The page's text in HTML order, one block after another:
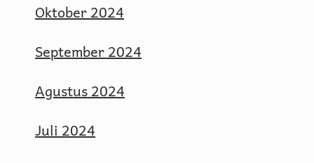
Oktober 2024
September 2024
Agustus 2024
Juli 2024